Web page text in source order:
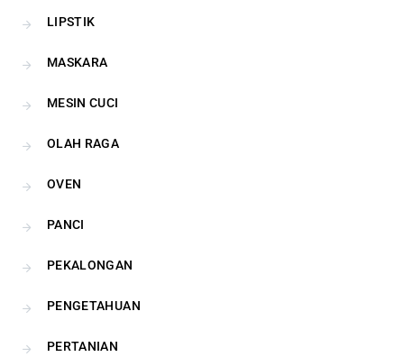
LIPSTIK
MASKARA
MESIN CUCI
OLAH RAGA
OVEN
PANCI
PEKALONGAN
PENGETAHUAN
PERTANIAN